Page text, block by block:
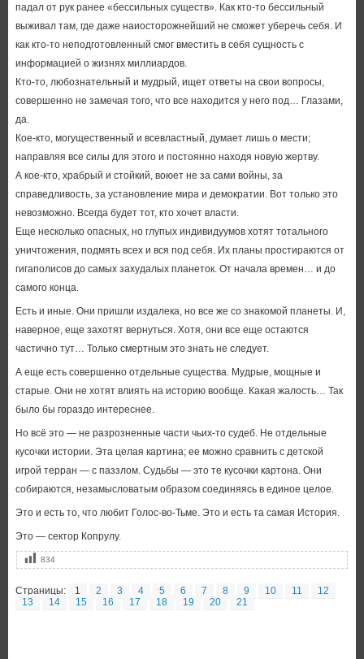
падал от рук ранее «бессильных существ». Как кто-то бессильный
выживал там, где даже наиосторожнейший не сможет уберечь себя. И
как кто-то неподготовленный смог вместить в себя сущность с
информацией о жизнях миллиардов.
Кто-то, любознательный и мудрый, ищет ответы на свои вопросы,
совершенно не замечая того, что все находится у него под… Глазами,
да.
Кое-кто, могущественный и всевластный, думает лишь о мести;
направляя все силы для этого и постоянно находя новую жертву.
А кое-кто, храбрый и стойкий, воюет не за сами войны, за
справедливость, за установление мира и демократии. Вот только это
невозможно. Всегда будет тот, кто хочет власти.
Еще несколько опасных, но глупых индивидуумов хотят тотального
уничтожения, подмять всех и вся под себя. Их планы простираются от
гигаполисов до самых захудалых планеток. От начала времен… и до
самого конца.
Есть и иные. Они пришли издалека, но все же со знакомой планеты. И,
наверное, еще захотят вернуться. Хотя, они все еще остаются
частично тут… Только смертным это знать не следует.
А еще есть совершенно отдельные существа. Мудрые, мощные и
старые. Они не хотят влиять на историю вообще. Какая жалость… Так
было бы гораздо интереснее.
Но всё это — не разрозненные части чьих-то судеб. Не отдельные
кусочки истории. Эта целая картина; ее можно сравнить с детской
игрой терран — с паззлом. Судьбы — это те кусочки картона. Они
собираются, незамысловатым образом соединяясь в единое целое.
Это и есть то, что любит Голос-во-Тьме. Это и есть та самая История.
Это — сектор Копрулу.
834
Страницы: 1 2 3 4 5 6 7 8 9 10 11
12
13
14 15 16 17 18 19 20 21